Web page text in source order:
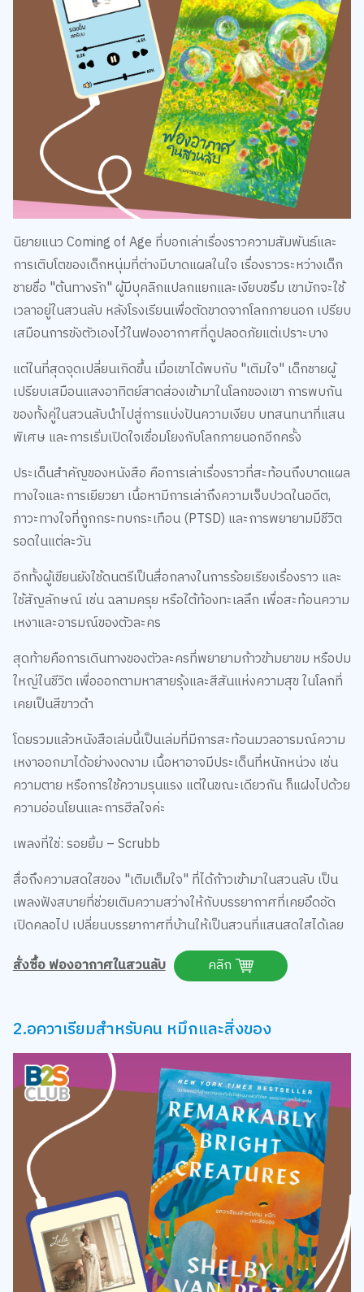
นิยายแนว Coming of Age ที่บอกเล่าเรื่องราวความสัมพันธ์และ
การเติบโตของเด็กหนุ่มที่ต่างมีบาดแผลในใจ เรื่องราวระหว่างเด็ก
ชายชื่อ "ต้นทางรัก" ผู้มีบุคลิกแปลกแยกและเงียบขรึม เขามักจะใช้
เวลาอยู่ในสวนลับ หลังโรงเรียนเพื่อตัดขาดจากโลกภายนอก เปรียบ
เสมือนการขังตัวเองไว้ในฟองอากาศที่ดูปลอดภัยแต่เปราะบาง
แต่ในที่สุดจุดเปลี่ยนเกิดขึ้น เมื่อเขาได้พบกับ "เติมใจ" เด็กชายผู้
เปรียบเสมือนแสงอาทิตย์สาดส่องเข้ามาในโลกของเขา การพบกัน
ของทั้งคู่ในสวนลับนำไปสู่การแบ่งปันความเงียบ บทสนทนาที่แสน
พิเศษ และการเริ่มเปิดใจเชื่อมโยงกับโลกภายนอกอีกครั้ง
ประเด็นสำคัญของหนังสือ คือการเล่าเรื่องราวที่สะท้อนถึงบาดแผล
ทางใจและการเยียวยา เนื้อหามีการเล่าถึงความเจ็บปวดในอดีต,
ภาวะทางใจที่ถูกกระทบกระเทือน (PTSD) และการพยายามมีชีวิต
รอดในแต่ละวัน
อีกทั้งผู้เขียนยังใช้ดนตรีเป็นสื่อกลางในการร้อยเรียงเรื่องราว และ
ใช้สัญลักษณ์ เช่น ฉลามครุย หรือใต้ท้องทะเลลึก เพื่อสะท้อนความ
เหงาและอารมณ์ของตัวละคร
สุดท้ายคือการเดินทางของตัวละครที่พยายามก้าวข้ามยาขม หรือปม
ใหญ่ในชีวิต เพื่อออกตามหาสายรุ้งและสีสันแห่งความสุข ในโลกที่
เคยเป็นสีขาวดำ
โดยรวมแล้วหนังสือเล่มนี้เป็นเล่มที่มีการสะท้อนมวลอารมณ์ความ
เหงาออกมาได้อย่างงดงาม เนื้อหาอาจมีประเด็นที่หนักหน่วง เช่น
ความตาย หรือการใช้ความรุนแรง แต่ในขณะเดียวกัน ก็แฝงไปด้วย
ความอ่อนโยนและการฮีลใจค่ะ
เพลงที่ใช่: รอยยิ้ม – Scrubb
สื่อถึงความสดใสของ "เติมเต็มใจ" ที่ได้ก้าวเข้ามาในสวนลับ เป็น
เพลงฟังสบายที่ช่วยเติมความสว่างให้กับบรรยากาศที่เคยอึดอัด
เปิดคลอไป เปลี่ยนบรรยากาศที่บ้านให้เป็นสวนที่แสนสดใสได้เลย
สั่งซื้อ ฟองอากาศในสวนลับ
คลิก
2.อควาเรียมสำหรับคน หมึกและสิ่งของ